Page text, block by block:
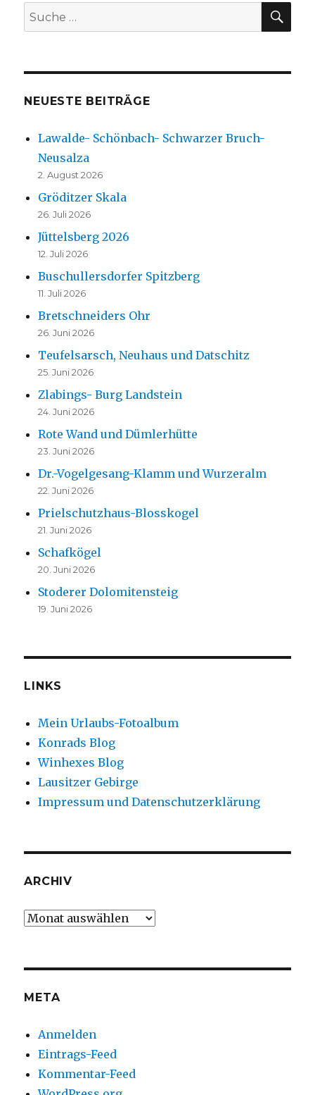
Suche
nach:
NEUESTE BEITRÄGE
Lawalde- Schönbach- Schwarzer Bruch-
Neusalza
2. August 2026
Gröditzer Skala
26. Juli 2026
Jüttelsberg 2026
12. Juli 2026
Buschullersdorfer Spitzberg
11. Juli 2026
Bretschneiders Ohr
26. Juni 2026
Teufelsarsch, Neuhaus und Datschitz
25. Juni 2026
Zlabings- Burg Landstein
24. Juni 2026
Rote Wand und Dümlerhütte
23. Juni 2026
Dr.-Vogelgesang-Klamm und Wurzeralm
22. Juni 2026
Prielschutzhaus-Blosskogel
21. Juni 2026
Schafkögel
20. Juni 2026
Stoderer Dolomitensteig
19. Juni 2026
LINKS
Mein Urlaubs-Fotoalbum
Konrads Blog
Winhexes Blog
Lausitzer Gebirge
Impressum und Datenschutzerklärung
ARCHIV
Archiv
META
Anmelden
Eintrags-Feed
Kommentar-Feed